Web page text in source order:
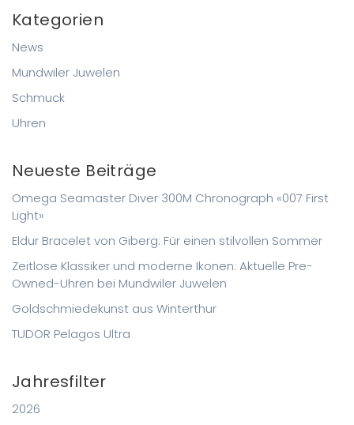
Kategorien
News
Mundwiler Juwelen
Schmuck
Uhren
Neueste Beiträge
Omega Seamaster Diver 300M Chronograph «007 First
Light»
Eldur Bracelet von Giberg: Für einen stilvollen Sommer
Zeitlose Klassiker und moderne Ikonen: Aktuelle Pre-
Owned-Uhren bei Mundwiler Juwelen
Goldschmiedekunst aus Winterthur
TUDOR Pelagos Ultra
Jahresfilter
2026